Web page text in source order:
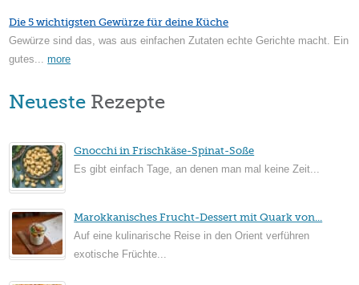
Die 5 wichtigsten Gewürze für deine Küche
Gewürze sind das, was aus einfachen Zutaten echte Gerichte macht. Ein
gutes...more
Neueste Rezepte
Gnocchi in Frischkäse-Spinat-Soße
Es gibt einfach Tage, an denen man mal keine Zeit...
Marokkanisches Frucht-Dessert mit Quark von...
Auf eine kulinarische Reise in den Orient verführen
exotische Früchte...